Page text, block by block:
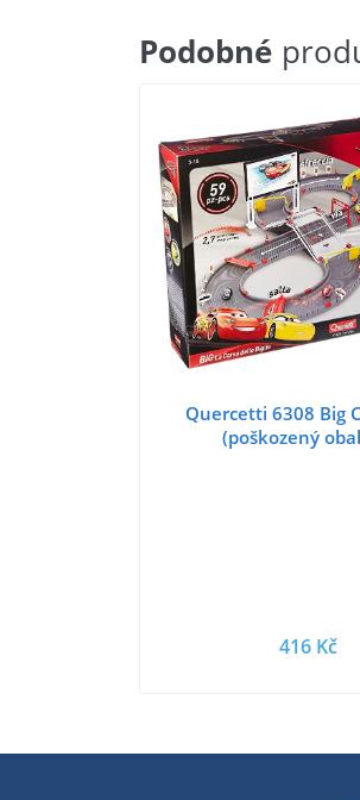
Podobné
Quercetti 6308 Big
(poškozený
416 Kč